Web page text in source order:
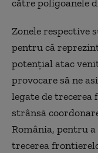
către poligoanele
Zonele respective
pentru că
potențial atac
provocare să ne
legate de trecerea
strânsă
România, pentru
trecerea